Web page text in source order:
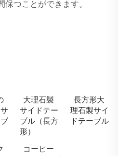
保つことができます。
大理石製
サイドテー
ブル（長方
形）
長方形大
理石製サイ
ドテーブル
コーヒー